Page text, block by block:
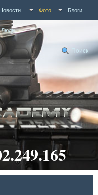
Новости Фото Блоги
Люди
Поиск